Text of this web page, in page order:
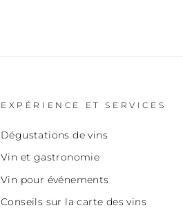
EXPÉRIENCE ET SERVICES
Dégustations de vins
Vin et gastronomie
Vin pour événements
Conseils sur la carte des vins